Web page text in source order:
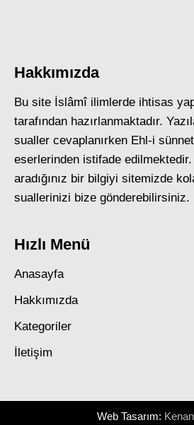
Hakkımızda
Bu site İslâmî ilimlerde ihtisas
tarafından hazırlanmaktadır.
sualler cevaplanırken Ehl-i
eserlerinden istifade
aradığınız bir bilgiyi sitemizde
suallerinizi bize gönderebilirsiniz.
Hızlı Menü
Anasayfa
Hakkımızda
Kategoriler
İletişim
Web Tasarım: